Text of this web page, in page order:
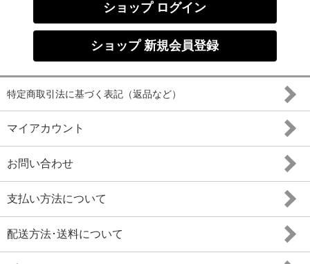
ショップ ログイン
ショップ 新規会員登録
特定商取引法に基づく表記（返品など）
マイアカウント
お問い合わせ
支払い方法について
配送方法･送料について